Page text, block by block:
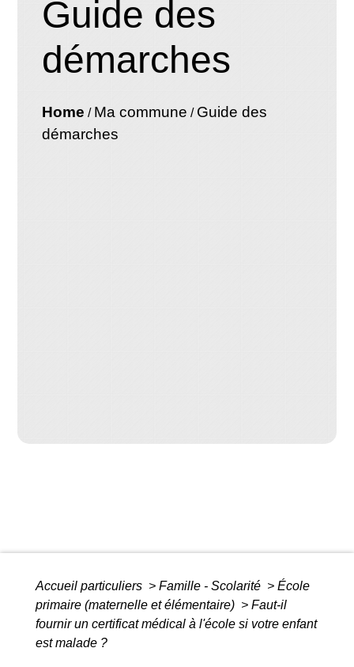
Guide des
démarches
Home / Ma commune / Guide des
démarches
Accueil particuliers > Famille - Scolarité > École
primaire (maternelle et élémentaire) > Faut-il
fournir un certificat médical à l'école si votre enfant
est malade ?